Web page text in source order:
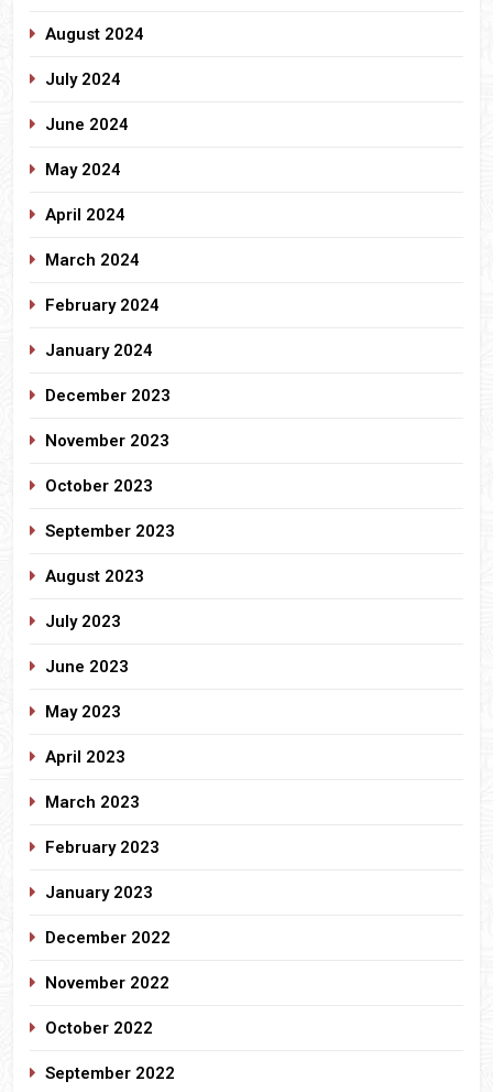
August 2024
July 2024
June 2024
May 2024
April 2024
March 2024
February 2024
January 2024
December 2023
November 2023
October 2023
September 2023
August 2023
July 2023
June 2023
May 2023
April 2023
March 2023
February 2023
January 2023
December 2022
November 2022
October 2022
September 2022